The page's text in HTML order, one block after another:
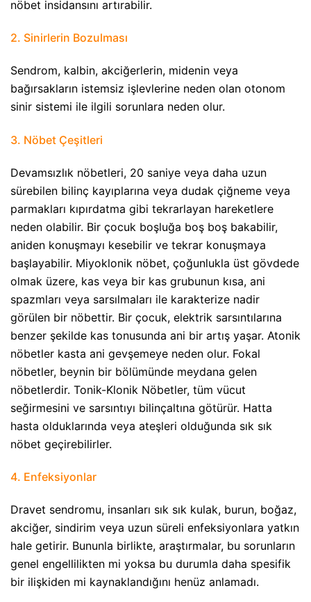
nöbet insidansını artırabilir.
2. Sinirlerin Bozulması​
Sendrom, kalbin, akciğerlerin, midenin veya
bağırsakların istemsiz işlevlerine neden olan otonom
sinir sistemi ile ilgili sorunlara neden olur.
3. Nöbet Çeşitleri​
Devamsızlık nöbetleri, 20 saniye veya daha uzun
sürebilen bilinç kayıplarına veya dudak çiğneme veya
parmakları kıpırdatma gibi tekrarlayan hareketlere
neden olabilir. Bir çocuk boşluğa boş boş bakabilir,
aniden konuşmayı kesebilir ve tekrar konuşmaya
başlayabilir. Miyoklonik nöbet, çoğunlukla üst gövdede
olmak üzere, kas veya bir kas grubunun kısa, ani
spazmları veya sarsılmaları ile karakterize nadir
görülen bir nöbettir. Bir çocuk, elektrik sarsıntılarına
benzer şekilde kas tonusunda ani bir artış yaşar. Atonik
nöbetler kasta ani gevşemeye neden olur. Fokal
nöbetler, beynin bir bölümünde meydana gelen
nöbetlerdir. Tonik-Klonik Nöbetler, tüm vücut
seğirmesini ve sarsıntıyı bilinçaltına götürür. Hatta
hasta olduklarında veya ateşleri olduğunda sık sık
nöbet geçirebilirler.
4. Enfeksiyonlar​
Dravet sendromu, insanları sık sık kulak, burun, boğaz,
akciğer, sindirim veya uzun süreli enfeksiyonlara yatkın
hale getirir. Bununla birlikte, araştırmalar, bu sorunların
genel engellilikten mi yoksa bu durumla daha spesifik
bir ilişkiden mi kaynaklandığını henüz anlamadı.